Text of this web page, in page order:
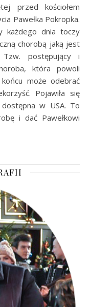
przed kościołem
Pawełka Pokropka.
każdego dnia toczy
chorobą jaką jest
Tzw. postępujący i
która powoli
może odebrać
Pojawiła się
w USA. To
i dać Pawełkowi